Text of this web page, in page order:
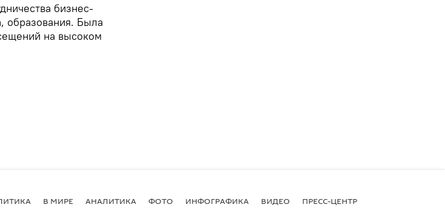
бизнес-
образования. Была
на высоком
В МИРЕ АНАЛИТИКА ФОТО ИНФОГРАФИКА ВИДЕО ПРЕСС-ЦЕНТР